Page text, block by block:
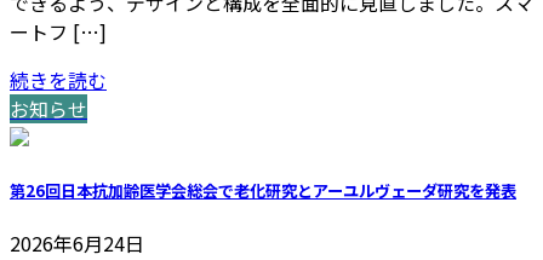
ートフ […]
続きを読む
お知らせ
第26回日本抗加齢医学会総会で老化研究とアーユルヴェーダ研究を発表
2026年6月24日